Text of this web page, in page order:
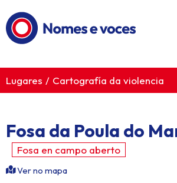
Lugares Cartografía da violencia
Fosa da Poula do
Fosa en campo aberto
Ver no mapa